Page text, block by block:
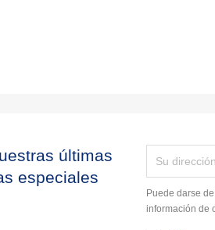
últimas
especiales
Puede darse
información de